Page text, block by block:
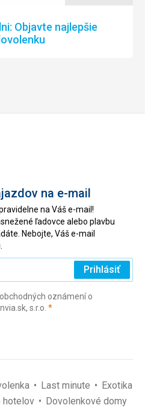
Objavte najlepšie
na e-mail
na Váš e-mail!
ľadovce alebo plavbu
Nebojte, Váš e-mail
Prihlásiť
oznámení o
s.r.o. *(povinné)
Last minute
Exotika
hotelov Dovolenkové domy